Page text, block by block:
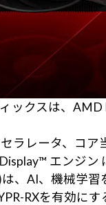
ックスは、
ラレータ、コ
エンジン
、AI、機械学
RXを有効に